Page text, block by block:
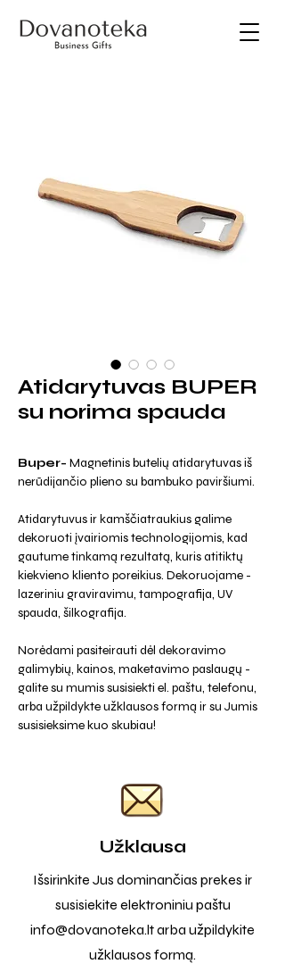
Atidarytuvas BUPER
su norima spauda
Buper- Magnetinis butelių atidarytuvas iš
nerūdijančio plieno su bambuko paviršiumi.
Atidarytuvus ir kamščiatraukius galime
dekoruoti įvairiomis technologijomis, kad
gautume tinkamą rezultatą, kuris atitiktų
kiekvieno kliento poreikius. Dekoruojame -
lazeriniu graviravimu, tampografija, UV
spauda, šilkografija.
Norėdami pasiteirauti dėl dekoravimo
galimybių, kainos, maketavimo paslaugų -
galite su mumis susisiekti el. paštu, telefonu,
arba užpildykte užklausos formą ir su Jumis
susisieksime kuo skubiau!
Užklausa
Išsirinkite Jus dominančias prekes ir
susisiekite elektroniniu paštu
info@dovanoteka.ltarba užpildykite
užklausos formą.